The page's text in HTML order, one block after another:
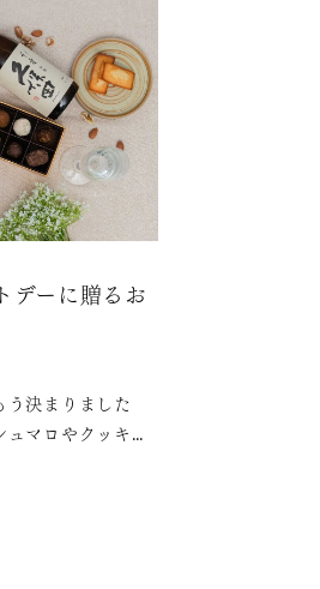
デーに贈るお
う決まりました
マロやクッキー
ご一緒にいかが